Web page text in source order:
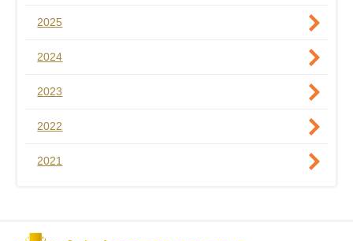
2025
2024
2023
2022
2021